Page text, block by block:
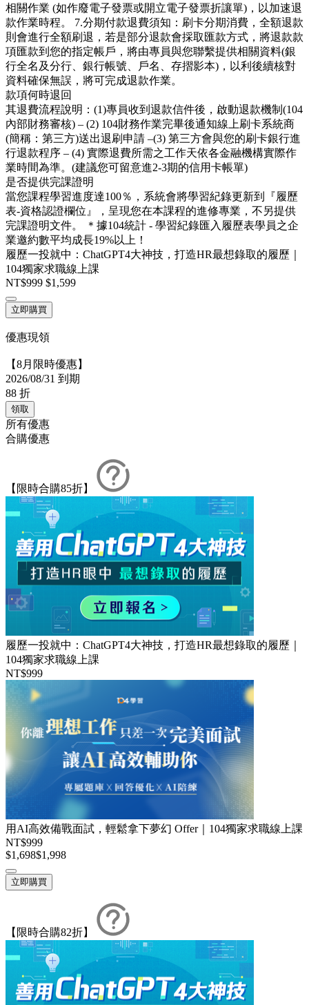
相關作業 (如作廢電子發票或開立電子發票折讓單)，以加速退
款作業時程。 7.分期付款退費須知：刷卡分期消費，全額退款
則會進行全額刷退，若是部分退款會採取匯款方式，將退款款
項匯款到您的指定帳戶，將由專員與您聯繫提供相關資料(銀
行全名及分行、銀行帳號、戶名、存摺影本)，以利後續核對
資料確保無誤，將可完成退款作業。
款項何時退回
其退費流程說明：(1)專員收到退款信件後，啟動退款機制(104
內部財務審核) – (2) 104財務作業完畢後通知線上刷卡系統商
(簡稱：第三方)送出退刷申請 –(3) 第三方會與您的刷卡銀行進
行退款程序 – (4) 實際退費所需之工作天依各金融機構實際作
業時間為準。(建議您可留意進2-3期的信用卡帳單)
是否提供完課證明
當您課程學習進度達100％，系統會將學習紀錄更新到『履歷
表-資格認證欄位』，呈現您在本課程的進修專業，不另提供
完課證明文件。 ＊據104統計 - 學習紀錄匯入履歷表學員之企
業邀約數平均成長19%以上！
履歷一投就中：ChatGPT4大神技，打造HR最想錄取的履歷｜
104獨家求職線上課
NT$999 $1,599
立即購買
優惠現領
【8月限時優惠】
2026/08/31 到期
88 折
領取
所有優惠
合購優惠
【限時合購85折】
履歷一投就中：ChatGPT4大神技，打造HR最想錄取的履歷｜
104獨家求職線上課
NT$999
用AI高效備戰面試，輕鬆拿下夢幻 Offer｜104獨家求職線上課
NT$999
$1,698$1,998
立即購買
【限時合購82折】